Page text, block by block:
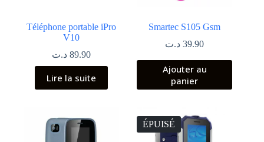
Téléphone portable iPro
V10
89.90 د.ت
Lire la suite
Smartec S105 Gsm
39.90 د.ت
Ajouter au
panier
ÉPUISÉ